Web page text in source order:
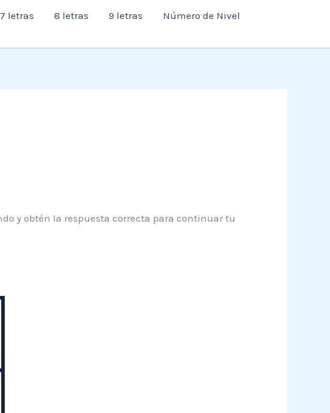
7 letras 8 letras 9 letras
Número de Nivel
y obtén la respuesta correcta para continuar tu